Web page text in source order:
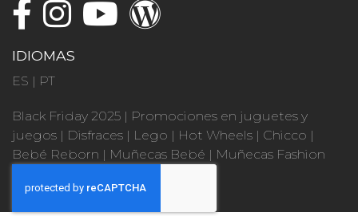
IDIOMAS
ES | PT
Black Friday 2025 | Promociones en juguetes y
juegos | Disfraces | Lego | Hot Wheels | Chicco |
Bebé Reborn | Muñecas Bebé | Muñecas Fashion